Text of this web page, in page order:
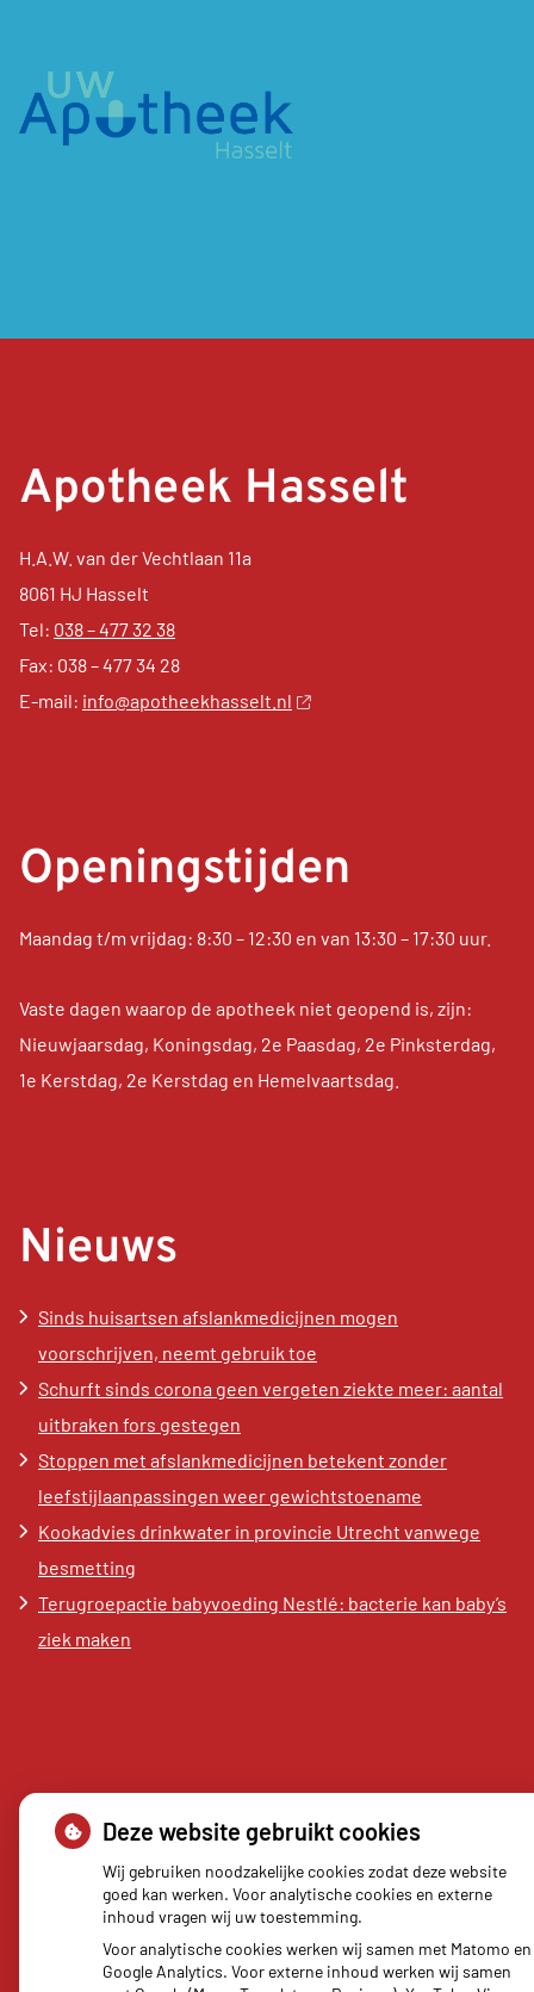
Apotheek Hasselt
H.A.W. van der Vechtlaan 11a
8061 HJ Hasselt
Tel: 038 – 477 32 38
Fax: 038 – 477 34 28
E-mail: info@apotheekhasselt.nl
Openingstijden
Maandag t/m vrijdag: 8:30 – 12:30 en van 13:30 – 17:30 uur.
Vaste dagen waarop de apotheek niet geopend is, zijn:
Nieuwjaarsdag, Koningsdag, 2e Paasdag, 2e Pinksterdag,
1e Kerstdag, 2e Kerstdag en Hemelvaartsdag.
Nieuws
Sinds huisartsen afslankmedicijnen mogen
voorschrijven, neemt gebruik toe
Schurft sinds corona geen vergeten ziekte meer: aantal
uitbraken fors gestegen
Stoppen met afslankmedicijnen betekent zonder
leefstijlaanpassingen weer gewichtstoename
Kookadvies drinkwater in provincie Utrecht vanwege
besmetting
Terugroepactie babyvoeding Nestlé: bacterie kan baby’s
ziek maken
Uw Zorg Online |Beheer
Bezoek
facebook
pagina
Privacy verklaring|Cookie-instellingen|
Voorwaarden
Deze website gebruikt cookies
Wij gebruiken noodzakelijke cookies zodat deze website
goed kan werken. Voor analytische cookies en externe
inhoud vragen wij uw toestemming.
Voor analytische cookies werken wij samen met Matomo en
Google Analytics. Voor externe inhoud werken wij samen